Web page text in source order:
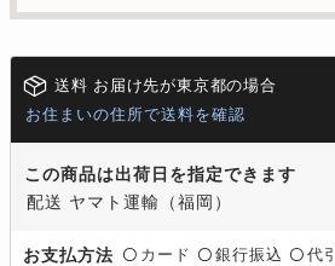
送料 お届け先が東京都の場合
お住まいの住所で送料を確認
この商品は出荷日を指定できます
配送 ヤマト運輸（福岡）
お支払方法 〇 カード 〇 銀行振込 〇 代